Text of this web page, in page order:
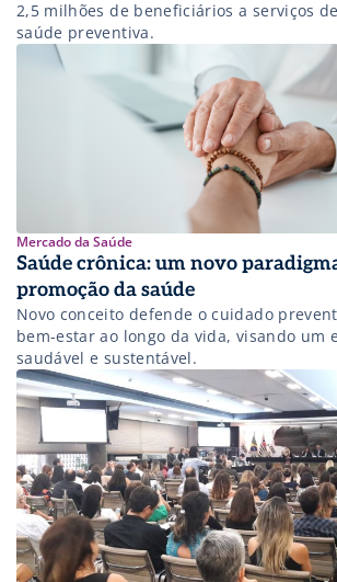
2,5 milhões de beneficiários a serviços
saúde preventiva.
Mercado da Saúde
Saúde crônica: um novo
promoção da saúde
Novo conceito defende o cuidado
bem-estar ao longo da vida, visando um
saudável e sustentável.